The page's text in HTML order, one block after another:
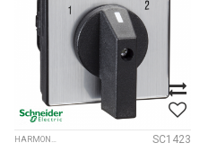
HARMONY K 30A-150A SC1423